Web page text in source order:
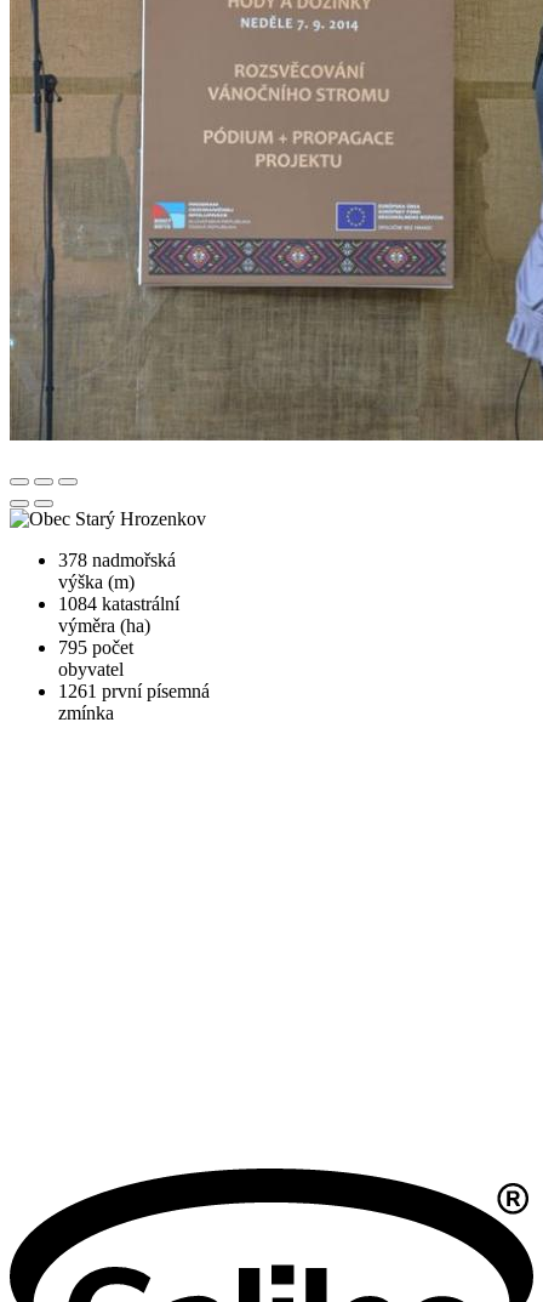
378 nadmořská
výška (m)
1084 katastrální
výměra (ha)
795 počet
obyvatel
1261 první písemná
zmínka